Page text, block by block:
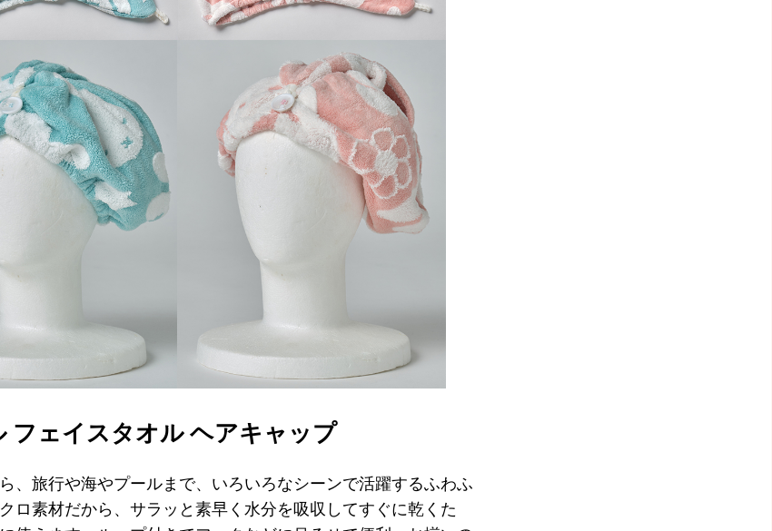
フェイスタオル ヘアキャップ
、旅行や海やプールまで、いろいろなシーンで活躍するふわふ
ロ素材だから、サラッと素早く水分を吸収してすぐに乾くた